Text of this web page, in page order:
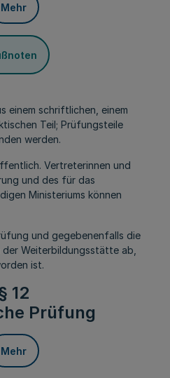
Mehr
einem schriftlichen, einem
Teil; Prüfungsteile
werden.
Vertreterinnen und
und des für das
Ministeriums können
und gegebenenfalls die
Weiterbildungsstätte ab,
ist.
12
Prüfung
Mehr